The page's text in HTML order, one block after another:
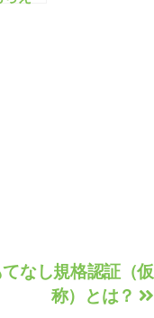
なし規格認証（仮
称）とは？